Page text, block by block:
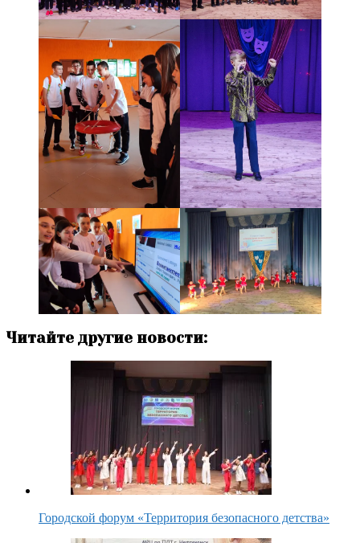
Читайте другие новости:
Городской форум «Территория безопасного детства»